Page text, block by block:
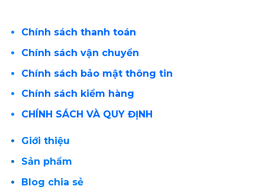
Chính sách thanh toán
Chính sách vận chuyển
Chính sách bảo mật thông tin
Chính sách kiểm hàng
CHÍNH SÁCH VÀ QUY ĐỊNH
Giới thiệu
Sản phẩm
Blog chia sẻ